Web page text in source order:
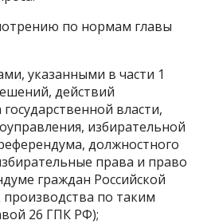
по нормам главы
указанными в части 1
действий
власти,
избирательной
должностного
права и право
граждан Российской
по таким
26 ГПК РФ);